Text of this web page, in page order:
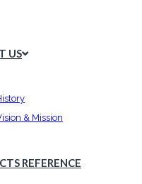
US
& Mission
REFERENCE